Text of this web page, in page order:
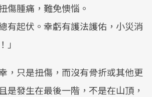
傷腫痛，難免懊惱。
有起伏。幸虧有護法護佑，小災消
」
，只是扭傷，而沒有骨折或其他更
是發生在最後一階，不是在山頂，